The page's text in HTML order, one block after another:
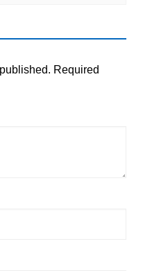
Required